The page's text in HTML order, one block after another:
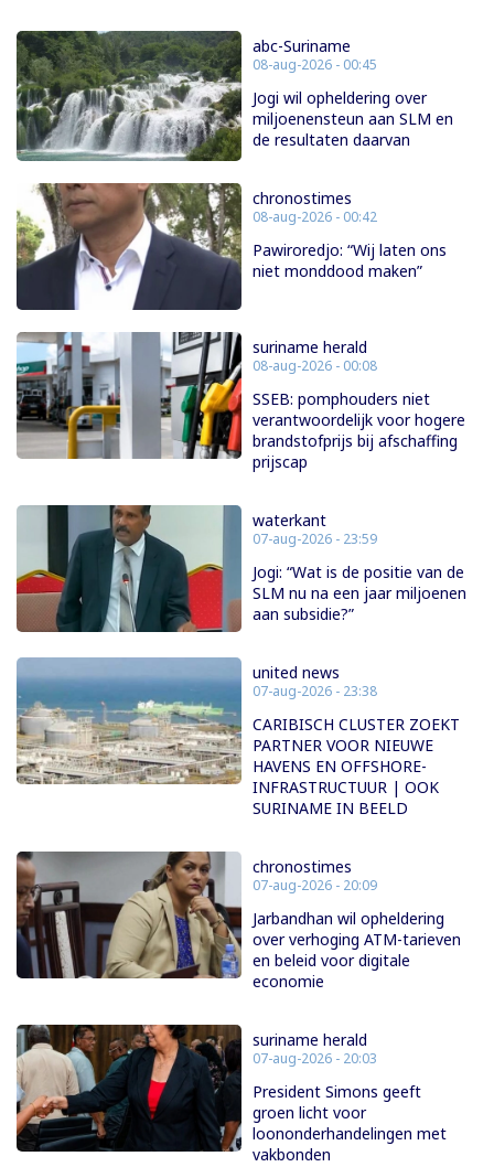
abc-Suriname
08-aug-2026 - 00:45
Jogi wil opheldering over
miljoenensteun aan SLM en
de resultaten daarvan
chronostimes
08-aug-2026 - 00:42
Pawiroredjo: “Wij laten ons
niet monddood maken”
suriname herald
08-aug-2026 - 00:08
SSEB: pomphouders niet
verantwoordelijk voor hogere
brandstofprijs bij afschaffing
prijscap
waterkant
07-aug-2026 - 23:59
Jogi: “Wat is de positie van de
SLM nu na een jaar miljoenen
aan subsidie?”
united news
07-aug-2026 - 23:38
CARIBISCH CLUSTER ZOEKT
PARTNER VOOR NIEUWE
HAVENS EN OFFSHORE-
INFRASTRUCTUUR | OOK
SURINAME IN BEELD
chronostimes
07-aug-2026 - 20:09
Jarbandhan wil opheldering
over verhoging ATM-tarieven
en beleid voor digitale
economie
suriname herald
07-aug-2026 - 20:03
President Simons geeft
groen licht voor
loononderhandelingen met
vakbonden